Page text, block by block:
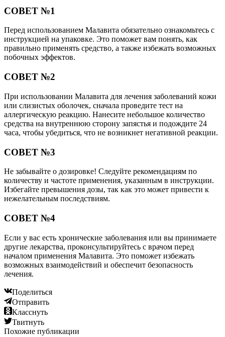
СОВЕТ №1
Перед использованием Малавита обязательно ознакомьтесь с
инструкцией на упаковке. Это поможет вам понять, как
правильно применять средство, а также избежать возможных
побочных эффектов.
СОВЕТ №2
При использовании Малавита для лечения заболеваний кожи
или слизистых оболочек, сначала проведите тест на
аллергическую реакцию. Нанесите небольшое количество
средства на внутреннюю сторону запястья и подождите 24
часа, чтобы убедиться, что не возникнет негативной реакции.
СОВЕТ №3
Не забывайте о дозировке! Следуйте рекомендациям по
количеству и частоте применения, указанным в инструкции.
Избегайте превышения дозы, так как это может привести к
нежелательным последствиям.
СОВЕТ №4
Если у вас есть хронические заболевания или вы принимаете
другие лекарства, проконсультируйтесь с врачом перед
началом применения Малавита. Это поможет избежать
возможных взаимодействий и обеспечит безопасность
лечения.
Поделиться
Отправить
Класснуть
Твитнуть
Похожие публикации